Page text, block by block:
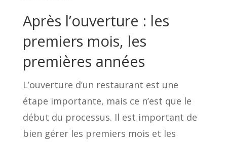
Après l’ouverture : les
premiers mois, les
premières années
L’ouverture d’un restaurant est une
étape importante, mais ce n’est que le
début du processus. Il est important de
bien gérer les premiers mois et les